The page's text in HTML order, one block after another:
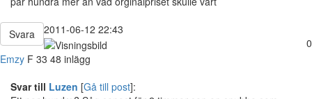
Svara
2011-06-12 22:43
0
Emzy F 33 48 inlägg
Svar till Luzen [Gå till post]: